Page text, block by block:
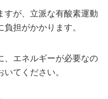
すが、立派な有酸素運動
担がかかります。
、エネルギーが必要なの
てください。